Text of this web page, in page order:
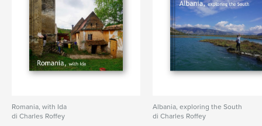
Romania, with Ida
di Charles Roffey
Albania, exploring the South
di Charles Roffey